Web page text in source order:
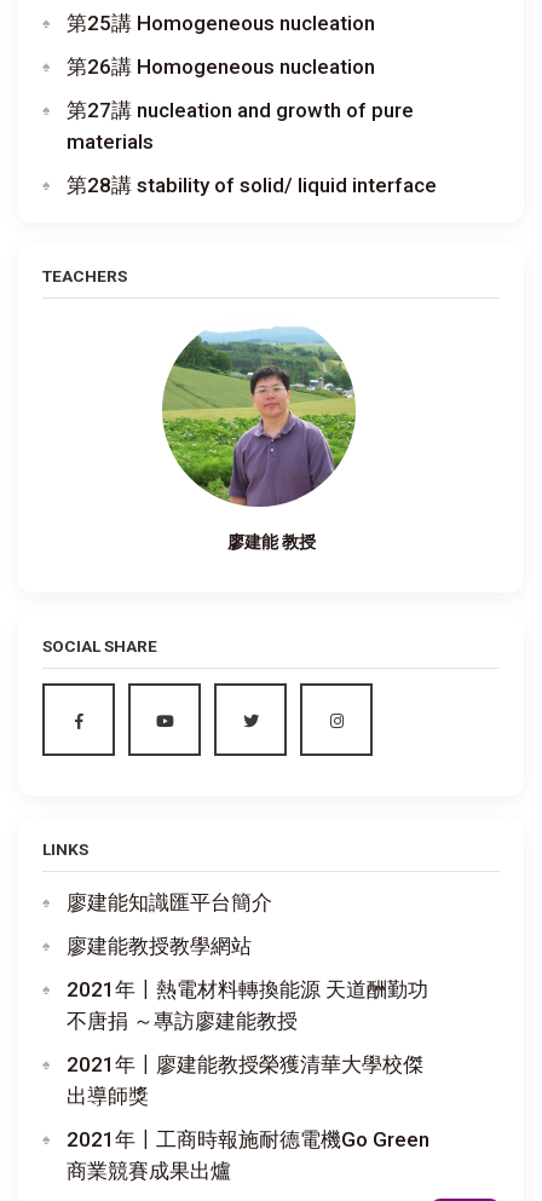
第25講 Homogeneous nucleation
第26講 Homogeneous nucleation
第27講 nucleation and growth of pure
materials
第28講 stability of solid/ liquid interface
TEACHERS
廖建能 教授
SOCIAL SHARE
LINKS
廖建能知識匯平台簡介
廖建能教授教學網站
2021年〡熱電材料轉換能源 天道酬勤功
不唐捐 ～專訪廖建能教授
2021年〡廖建能教授榮獲清華大學校傑
出導師獎
2021年〡工商時報施耐德電機Go Green
商業競賽成果出爐